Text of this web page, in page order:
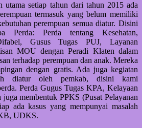
utama setiap tahun dari tahun 2015 ada
termasuk yang belum memiliki
perempuan semua diatur. Disini
Perda: Perda tentang Kesehatan,
Gusus Tugas PUJ, Layanan
MOU dengan Peradi Klaten dalam
terhadap perempuan dan anak. Mereka
dengan gratis. Ada juga kegiatan
diatur oleh pemkab, disini kami
Perda Gugus Tugas KPA, Kelayaan
membentuk PPKS (Pusat Pelayanan
ada kasus yang mempunyai masalah
UDKS.